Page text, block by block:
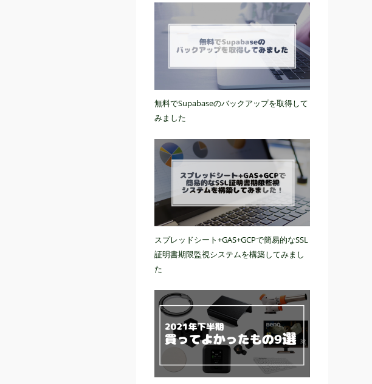
無料でSupabaseのバックアップを取得して
みました
スプレッドシート+GAS+GCPで簡易的なSSL
証明書期限監視システムを構築してみまし
た